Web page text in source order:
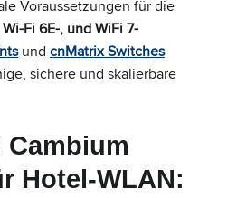
Voraussetzungen für die
Fi 6E-, und WiFi 7-
und cnMatrix Switches
sichere und skalierbare
Cambium
Hotel-WLAN: